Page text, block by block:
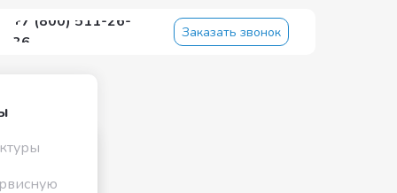
+7 (800) 511-26-
36
Заказать звонок